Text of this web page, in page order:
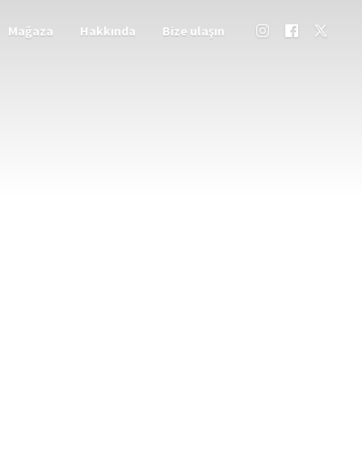
Mağaza Hakkında Bize ulaşın